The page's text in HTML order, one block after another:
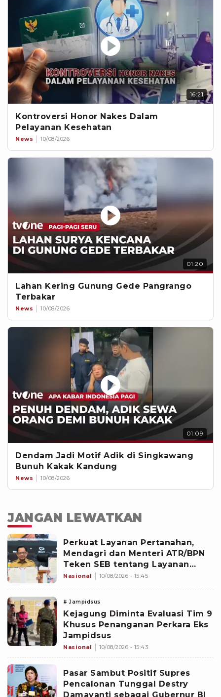
16:21
Kontroversi Honor Nakes Dalam
Pelayanan Kesehatan
News 10/08/2026
01:20
Lahan Kering Gunung Gede Pangrango
Terbakar
News 10/08/2026
01:09
Dendam Jadi Motif Adik di Singkawang
Bunuh Kakak Kandung
News 10/08/2026
JANGAN LEWATKAN
Perkuat Layanan Pertanahan,
Mendagri dan Menteri ATR/BPN
Teken SEB tentang Layanan
BPHTB
Nasional 10/08/2026 - 15:45
# Jampidsus
Kejagung Diminta Evaluasi Tim 9
Khusus Penanganan Perkara Eks
Jampidsus
Nasional 10/08/2026 - 15:43
Pasar Sambut Positif Supres
Pencalonan Tunggal Destry
Damayanti sebagai Gubernur BI